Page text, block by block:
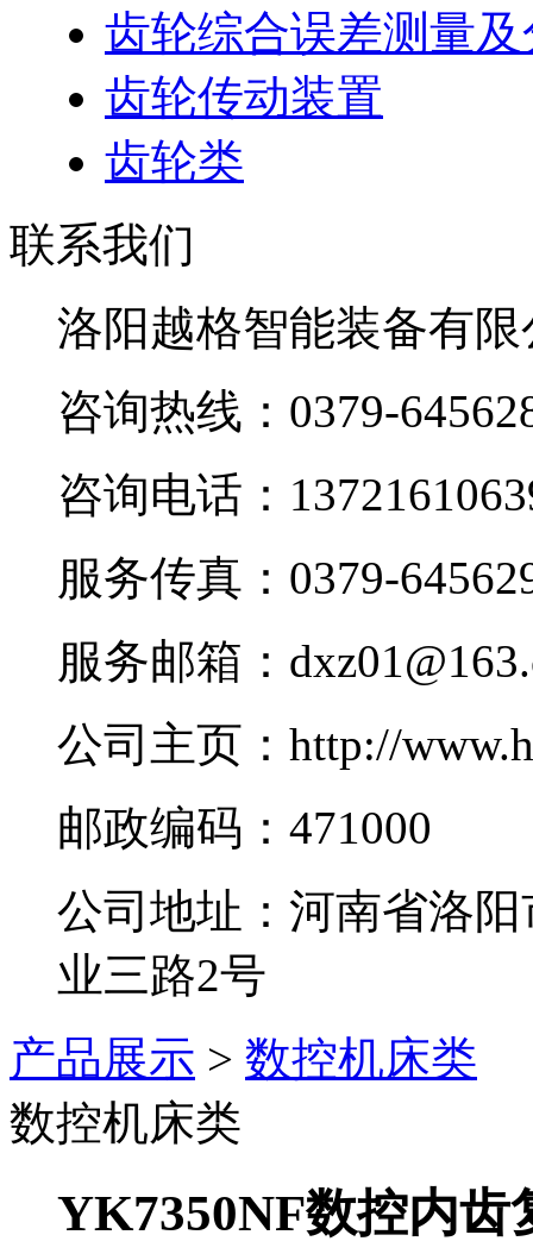
齿轮综合误差测量
齿轮传动装置
齿轮类
联系我们
洛阳越格智能装备有限
咨询热线：0379-
咨询电话：
服务传真：0379-
服务邮箱：
公司主页：http://
邮政编码：471000
公司地址：河南省洛
业三路2号
产品展示 > 数控机床类
数控机床类
YK7350NF数控内齿